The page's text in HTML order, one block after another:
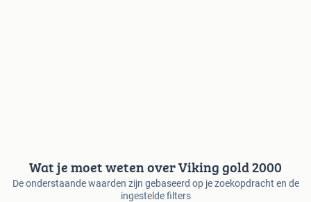
Wat je moet weten over Viking gold 2000
De onderstaande waarden zijn gebaseerd op je zoekopdracht en de
ingestelde filters